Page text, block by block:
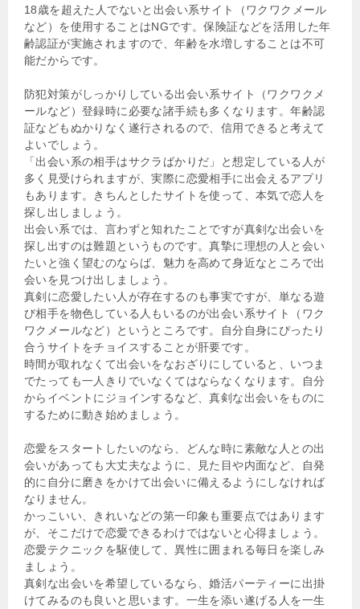
18歳を超えた人でないと出会い系サイト（ワクワクメール
など）を使用することはNGです。保険証などを活用した年
齢認証が実施されますので、年齢を水増しすることは不可
能だからです。
防犯対策がしっかりしている出会い系サイト（ワクワクメ
ールなど）登録時に必要な諸手続も多くなります。年齢認
証などもぬかりなく遂行されるので、信用できると考えて
よいでしょう。
「出会い系の相手はサクラばかりだ」と想定している人が
多く見受けられますが、実際に恋愛相手に出会えるアプリ
もあります。きちんとしたサイトを使って、本気で恋人を
探し出しましょう。
出会い系では、言わずと知れたことですが真剣な出会いを
探し出すのは難題というものです。真摯に理想の人と会い
たいと強く望むのならば、魅力を高めて身近なところで出
会いを見つけ出しましょう。
真剣に恋愛したい人が存在するのも事実ですが、単なる遊
び相手を物色している人もいるのが出会い系サイト（ワク
ワクメールなど）というところです。自分自身にぴったり
合うサイトをチョイスすることが肝要です。
時間が取れなくて出会いをなおざりにしていると、いつま
でたっても一人きりでいなくてはならなくなります。自分
からイベントにジョインするなど、真剣な出会いをものに
するために動き始めましょう。
恋愛をスタートしたいのなら、どんな時に素敵な人との出
会いがあっても大丈夫なように、見た目や内面など、自発
的に自分に磨きをかけて出会いに備えるようにしなければ
なりません。
かっこいい、きれいなどの第一印象も重要点ではあります
が、そこだけで恋愛できるわけではないと心得ましょう。
恋愛テクニックを駆使して、異性に囲まれる毎日を楽しみ
ましょう。
真剣な出会いを希望しているなら、婚活パーティーに出掛
けてみるのも良いと思います。一生を添い遂げる人を一生